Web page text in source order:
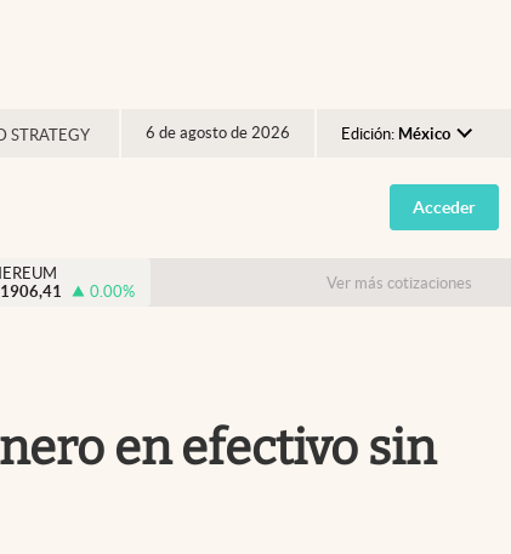
STRATEGY 6 de agosto de 2026 Edición: México
Argentina
España
USA
Acceder
1906,41 0.00% Ver más cotizaciones
en efectivo sin